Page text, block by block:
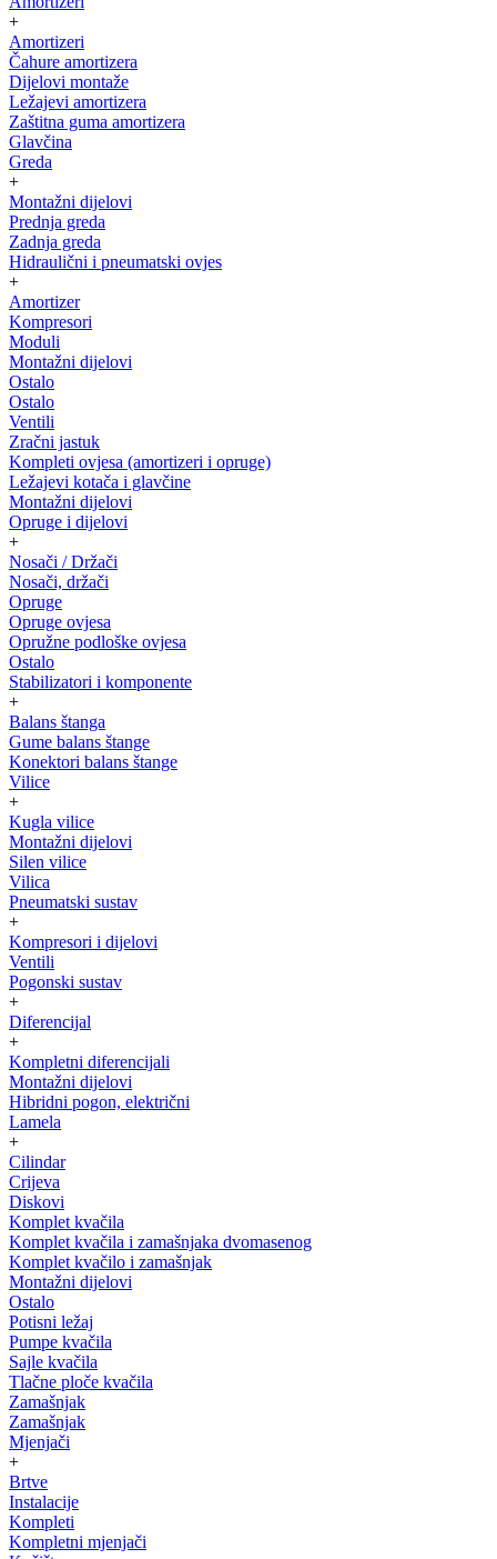
+
Amortizeri
Čahure amortizera
Dijelovi montaže
Ležajevi amortizera
Zaštitna guma amortizera
Glavčina
Greda
+
Montažni dijelovi
Prednja greda
Zadnja greda
Hidraulični i pneumatski ovjes
+
Amortizer
Kompresori
Moduli
Montažni dijelovi
Ostalo
Ostalo
Ventili
Zračni jastuk
Kompleti ovjesa (amortizeri i opruge)
Ležajevi kotača i glavčine
Montažni dijelovi
Opruge i dijelovi
+
Nosači / Držači
Nosači, držači
Opruge
Opruge ovjesa
Opružne podloške ovjesa
Ostalo
Stabilizatori i komponente
+
Balans štanga
Gume balans štange
Konektori balans štange
Vilice
+
Kugla vilice
Montažni dijelovi
Silen vilice
Vilica
Pneumatski sustav
+
Kompresori i dijelovi
Ventili
Pogonski sustav
+
Diferencijal
+
Kompletni diferencijali
Montažni dijelovi
Hibridni pogon, električni
Lamela
+
Cilindar
Crijeva
Diskovi
Komplet kvačila
Komplet kvačila i zamašnjaka dvomasenog
Komplet kvačilo i zamašnjak
Montažni dijelovi
Ostalo
Potisni ležaj
Pumpe kvačila
Sajle kvačila
Tlačne ploče kvačila
Zamašnjak
Zamašnjak
Mjenjači
+
Brtve
Instalacije
Kompleti
Kompletni mjenjači